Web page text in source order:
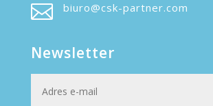
 biuro@csk-partner.com
Newsletter